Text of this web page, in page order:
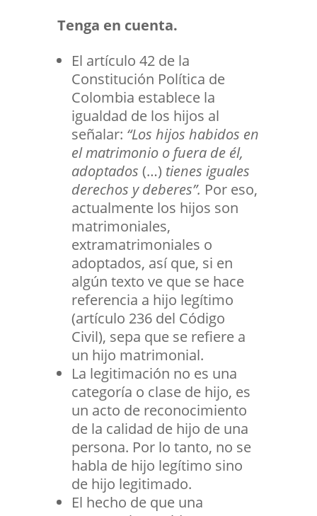
Tenga en cuenta.
El artículo 42 de la
Constitución Política de
Colombia establece la
igualdad de los hijos al
señalar: “Los hijos habidos en
el matrimonio o fuera de él,
adoptados (…) tienes iguales
derechos y deberes”. Por eso,
actualmente los hijos son
matrimoniales,
extramatrimoniales o
adoptados, así que, si en
algún texto ve que se hace
referencia a hijo legítimo
(artículo 236 del Código
Civil), sepa que se refiere a
un hijo matrimonial.
La legitimación no es una
categoría o clase de hijo, es
un acto de reconocimiento
de la calidad de hijo de una
persona. Por lo tanto, no se
habla de hijo legítimo sino
de hijo legitimado.
El hecho de que una